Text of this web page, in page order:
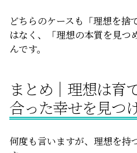
どちらのケースも「理想を捨
はなく、「理想の本質を見つ
んです。
まとめ｜理想は育
合った幸せを見つ
何度も言いますが、理想を持